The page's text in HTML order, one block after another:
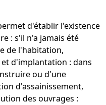
d'établir l'existence
: s'il n'a jamais été
de l'habitation,
d'implantation : dans
ou d'une
d'assainissement,
des ouvrages :